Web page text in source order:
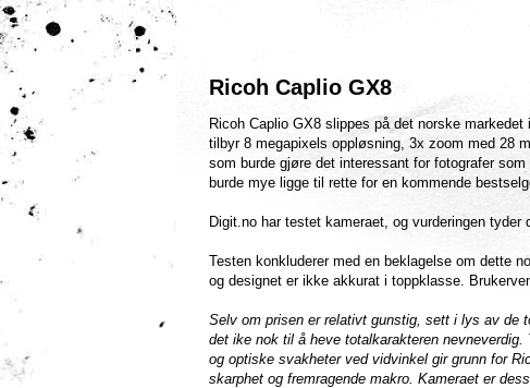
Ricoh Caplio GX8
Ricoh Caplio GX8 slippes på det norske
tilbyr 8 megapixels oppløsning, 3x zoom med 28
som burde gjøre det interessant for fotografer
burde mye ligge til rette for en kommende
Digit.no har testet kameraet, og vurderingen
Testen konkluderer med en beklagelse om dette
og designet er ikke akkurat i toppklasse.
Selv om prisen er relativt gunstig, sett i lys av de
det ike nok til å heve totalkarakteren
og optiske svakheter ved vidvinkel gir grunn for
skarphet og fremragende makro. Kameraet er